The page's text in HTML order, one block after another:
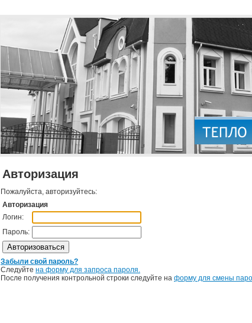
Авторизация
Пожалуйста, авторизуйтесь:
Авторизация
Логин:
Пароль:
Забыли свой пароль?
Следуйте на форму для запроса пароля.
После получения контрольной строки следуйте на форму для смены